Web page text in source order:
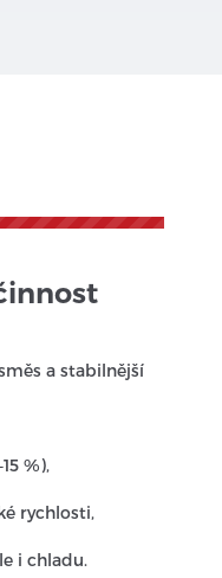
a stabilnější
%),
rychlosti,
i chladu.